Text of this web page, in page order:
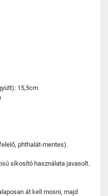
15,5cm
phthalát-mentes).
síkosító használata javasolt.
át kell mosni, majd